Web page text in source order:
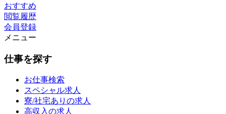
おすすめ
閲覧履歴
会員登録
メニュー
仕事を探す
お仕事検索
スペシャル求人
寮/社宅ありの求人
高収入の求人